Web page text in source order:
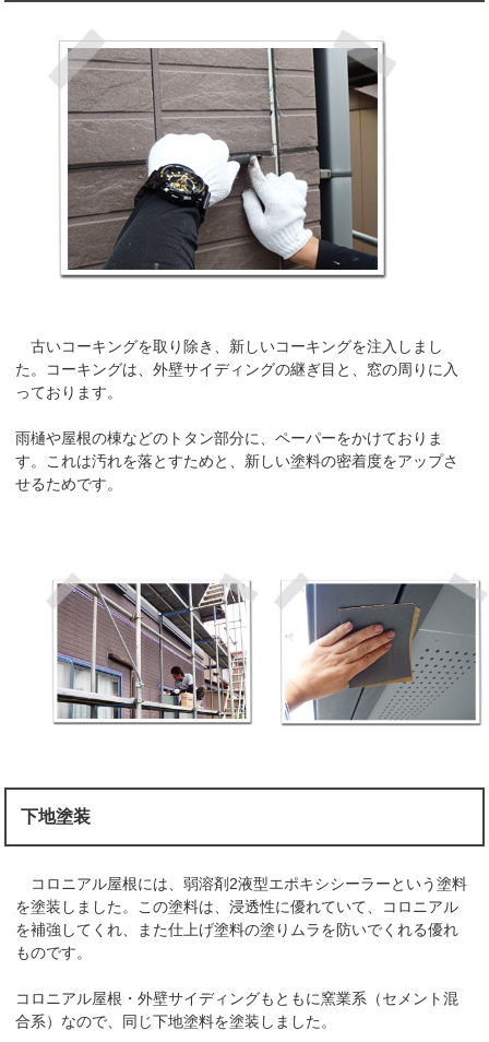
古いコーキングを取り除き、新しいコーキングを注入しまし
た。コーキングは、外壁サイディングの継ぎ目と、窓の周りに入
っております。
雨樋や屋根の棟などのトタン部分に、ペーパーをかけておりま
す。これは汚れを落とすためと、新しい塗料の密着度をアップさ
せるためです。
下地塗装
コロニアル屋根には、弱溶剤2液型エポキシシーラーという塗料
を塗装しました。この塗料は、浸透性に優れていて、コロニアル
を補強してくれ、また仕上げ塗料の塗りムラを防いでくれる優れ
ものです。
コロニアル屋根・外壁サイディングもともに窯業系（セメント混
合系）なので、同じ下地塗料を塗装しました。